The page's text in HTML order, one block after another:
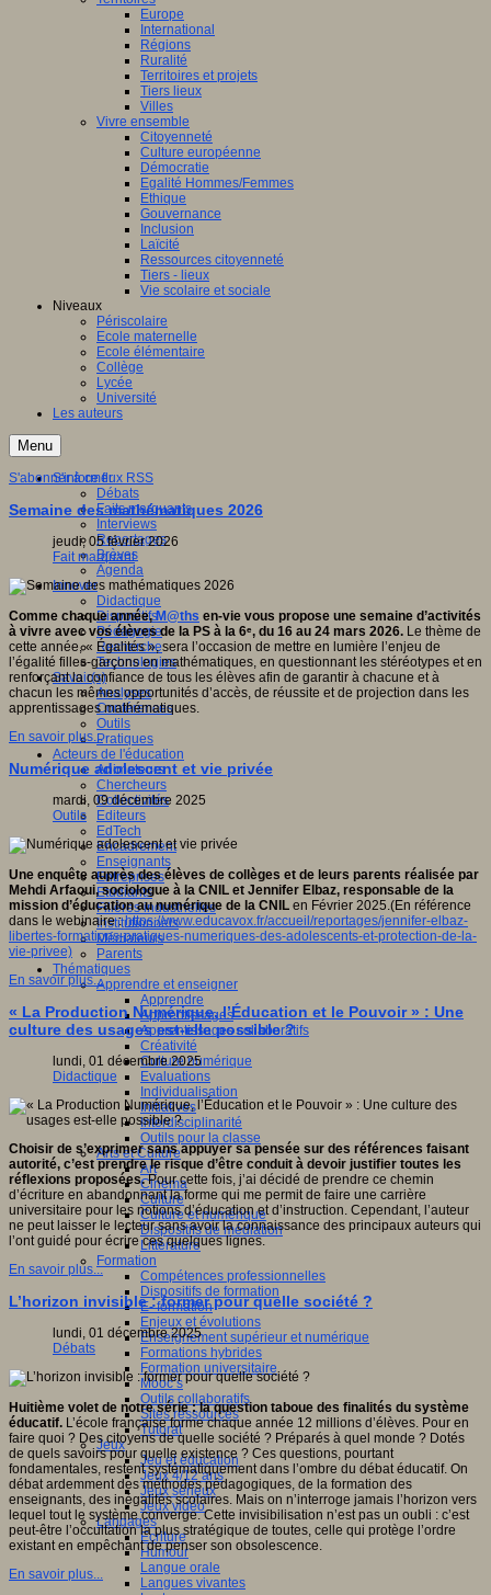
Europe
International
Régions
Ruralité
Territoires et projets
Tiers lieux
Villes
Vivre ensemble
Citoyenneté
Culture européenne
Démocratie
Egalité Hommes/Femmes
Ethique
Gouvernance
Inclusion
Laïcité
Ressources citoyenneté
Tiers - lieux
Vie scolaire et sociale
Niveaux
Périscolaire
Ecole maternelle
Ecole élémentaire
Collège
Lycée
Université
Les auteurs
Menu
S'informer
Débats
Faits marquants
Interviews
Reportages
Brèves
Agenda
Innover
Didactique
Dispositifs
Pédagogie
Recherche
Technologies
Savoir(s)
Analyses
Conférences
Outils
Pratiques
Acteurs de l'éducation
Animateurs
Chercheurs
Collectivités
Editeurs
EdTech
Encadrement
Enseignants
Entreprises
Etudiants
Filières industrielles
Institutionnels
Médiateurs
Parents
Thématiques
Apprendre et enseigner
Apprendre
Apprentissages
Apprentissages collaboratifs
Créativité
Culture numérique
Evaluations
Individualisation
Initiatives
Interdisciplinarité
Outils pour la classe
Arts et Culture
Art
Cinéma
Culture
Culture et numérique
Dispositifs de médiation
Littérature
Formation
Compétences professionnelles
Dispositifs de formation
E- formation
Enjeux et évolutions
Enseignement supérieur et numérique
Formations hybrides
Formation universitaire
Mooc’s
Outils collaboratifs
Sites ressources
Tutorat
Jeux
Jeu et éducation
Jeux 4/12 ans
Jeux sérieux
Jeux vidéo
Langages
Ecriture
Humour
Langue orale
Langues vivantes
S'abonner à ce flux RSS
Semaine des mathématiques 2026
jeudi, 05 février 2026
Fait marquant
Comme chaque année,M@ths en-vie vous propose une semaine d’activités
à vivre avec vos élèves de la PS à la 6ᵉ, du 16 au 24 mars 2026. Le thème de
cette année, « Égalités », sera l’occasion de mettre en lumière l’enjeu de
l’égalité filles-garçons en mathématiques, en questionnant les stéréotypes et en
renforçant la confiance de tous les élèves afin de garantir à chacune et à
chacun les mêmes opportunités d’accès, de réussite et de projection dans les
apprentissages mathématiques.
En savoir plus...
Numérique adolescent et vie privée
mardi, 09 décembre 2025
Outils
Une enquête auprès des élèves de collèges et de leurs parents réalisée par
Mehdi Arfaoui, sociologue à la CNIL et Jennifer Elbaz, responsable de la
mission d’éducation au numérique de la CNIL en Février 2025.(En référence
dans le webinaire :https://www.educavox.fr/accueil/reportages/jennifer-elbaz-
libertes-formations-pratiques-numeriques-des-adolescents-et-protection-de-la-
vie-privee)
En savoir plus...
« La Production Numérique, l’Éducation et le Pouvoir » : Une
culture des usages est-elle possible ?
lundi, 01 décembre 2025
Didactique
Choisir de s’exprimer sans appuyer sa pensée sur des références faisant
autorité, c’est prendre le risque d’être conduit à devoir justifier toutes les
réflexions proposées.Pour cette fois, j’ai décidé de prendre ce chemin
d’écriture en abandonnant la forme qui me permit de faire une carrière
universitaire pour les notions d’éducation et d’instruction. Cependant, l’auteur
ne peut laisser le lecteur sans avoir la connaissance des principaux auteurs qui
l’ont guidé pour écrire ces quelques lignes.
En savoir plus...
L’horizon invisible : former pour quelle société ?
lundi, 01 décembre 2025
Débats
Huitième volet de notre série : la question taboue des finalités du système
éducatif. L’école française forme chaque année 12 millions d’élèves. Pour en
faire quoi ? Des citoyens de quelle société ? Préparés à quel monde ? Dotés
de quels savoirs pour quelle existence ? Ces questions, pourtant
fondamentales, restent systématiquement dans l’ombre du débat éducatif. On
débat ardemment des méthodes pédagogiques, de la formation des
enseignants, des inégalités scolaires. Mais on n’interroge jamais l’horizon vers
lequel tout le système converge. Cette invisibilisation n’est pas un oubli : c’est
peut-être l’occultation la plus stratégique de toutes, celle qui protège l’ordre
existant en empêchant de penser son obsolescence.
En savoir plus...